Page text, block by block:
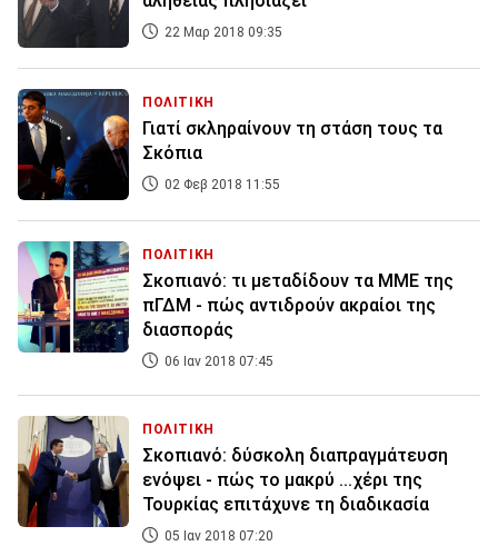
22 Μαρ 2018 09:35
ΠΟΛΙΤΙΚΗ
Γιατί σκληραίνουν τη στάση τους τα
Σκόπια
02 Φεβ 2018 11:55
ΠΟΛΙΤΙΚΗ
Σκοπιανό: τι μεταδίδουν τα ΜΜΕ της
πΓΔΜ - πώς αντιδρούν ακραίοι της
διασποράς
06 Ιαν 2018 07:45
ΠΟΛΙΤΙΚΗ
Σκοπιανό: δύσκολη διαπραγμάτευση
ενόψει - πώς το μακρύ ...χέρι της
Τουρκίας επιτάχυνε τη διαδικασία
05 Ιαν 2018 07:20